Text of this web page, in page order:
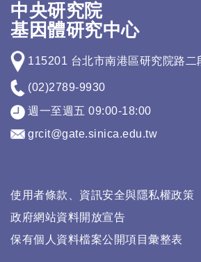
中央研究院
基因體研究中心
115201 台北市南港區研究院路二
(02)2789-9930
週一至週五 09:00-18:00
grcit@gate.sinica.edu.tw
使用者條款、資訊安全與隱私權政策
政府網站資料開放宣告
保有個人資料檔案公開項目彙整表